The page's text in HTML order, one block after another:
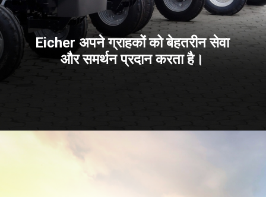
Eicher अपने ग्राहकों को बेहतरीन सेवा
और समर्थन प्रदान करता है।